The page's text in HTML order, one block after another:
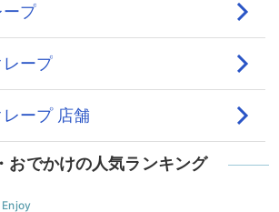
おでかけの人気ランキング